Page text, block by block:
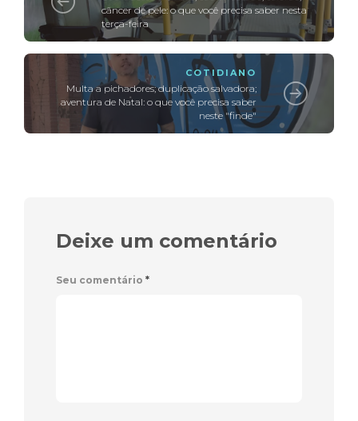
câncer de pele: o que você precisa saber nesta
terça-feira
COTIDIANO
Multa a pichadores; duplicação salvadora;
aventura de Natal: o que você precisa saber
neste "finde"
Deixe um comentário
Seu comentário *